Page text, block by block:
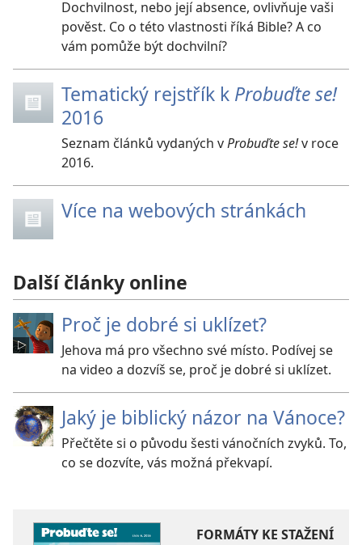
Dochvilnost, nebo její absence, ovlivňuje vaši
pověst. Co o této vlastnosti říká Bible? A co
vám pomůže být dochvilní?
Tematický rejstřík k Probuďte se!
2016
Seznam článků vydaných vProbuďte se!v roce
2016.
Více na webových stránkách
Další články online
Proč je dobré si uklízet?
Jehova má pro všechno své místo. Podívej se
na video a dozvíš se, proč je dobré si uklízet.
Jaký je biblický názor na Vánoce?
Přečtěte si o původu šesti vánočních zvyků. To,
co se dozvíte, vás možná překvapí.
FORMÁTY KE STAŽENÍ